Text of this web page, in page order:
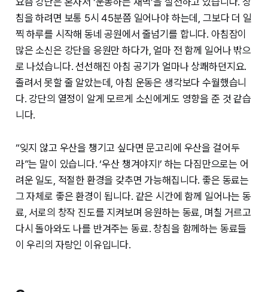
침을 하려면 보통 5시 45분쯤 일어나야 하는데, 그보다 더 일
찍 하루를 시작해 동네 공원에서 줄넘기를 합니다. 아침잠이
많은 소신은 강단을 응원만 하다가, 얼마 전 함께 일어나 밖으
로 나섰습니다. 선선해진 아침 공기가 얼마나 상쾌하던지요.
졸려서 못할 줄 알았는데, 아침 운동은 생각보다 수월했습니
다. 강단의 열정이 알게 모르게 소신에게도 영향을 준 것 같습
니다.
“잊지 않고 우산을 챙기고 싶다면 문고리에 우산을 걸어두
라”는 말이 있습니다. ‘우산 챙겨야지!’ 하는 다짐만으로는 어
려운 일도, 적절한 환경을 갖추면 가능해집니다. 좋은 동료는
그 자체로 좋은 환경이 됩니다. 같은 시간에 함께 일어나는 동
료, 서로의 창작 진도를 지켜보며 응원하는 동료, 며칠 거르고
다시 돌아와도 나를 반겨주는 동료. 창침을 함께하는 동료들
이 우리의 자랑인 이유입니다.